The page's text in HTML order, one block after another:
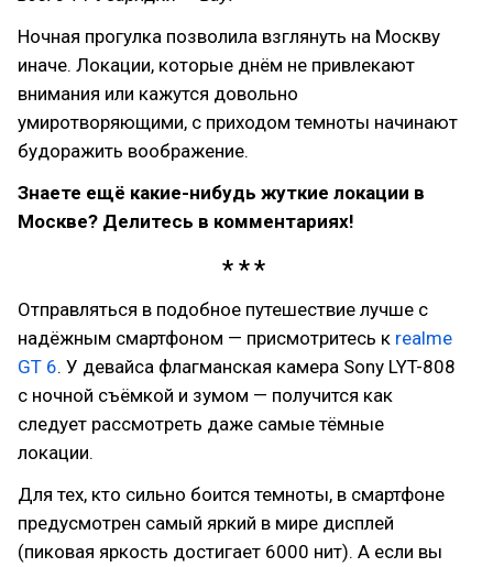
Ночная прогулка позволила взглянуть на Москву
иначе. Локации, которые днём не привлекают
внимания или кажутся довольно
умиротворяющими, с приходом темноты начинают
будоражить воображение.
Знаете ещё какие-нибудь жуткие локации в
Москве? Делитесь в комментариях!
Отправляться в подобное путешествие лучше с
надёжным смартфоном — присмотритесь к realme
GT 6. У девайса флагманская камера Sony LYT-808
с ночной съёмкой и зумом — получится как
следует рассмотреть даже самые тёмные
локации.
Для тех, кто сильно боится темноты, в смартфоне
предусмотрен самый яркий в мире дисплей
(пиковая яркость достигает 6000 нит). А если вы